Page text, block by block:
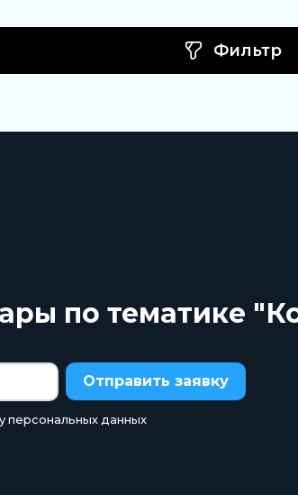
Фильтр
по тематике
Отправить заявку
персональных данных